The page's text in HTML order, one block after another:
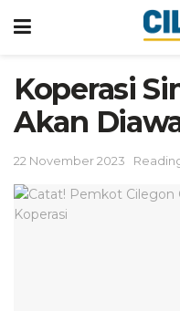
Koperasi
Akan
22 November 2023